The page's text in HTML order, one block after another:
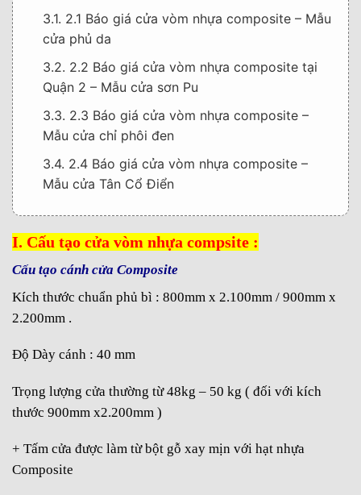
3.1. 2.1 Báo giá cửa vòm nhựa composite – Mẫu
cửa phủ da
3.2. 2.2 Báo giá cửa vòm nhựa composite tại
Quận 2 – Mẫu cửa sơn Pu
3.3. 2.3 Báo giá cửa vòm nhựa composite –
Mẫu cửa chỉ phôi đen
3.4. 2.4 Báo giá cửa vòm nhựa composite –
Mẫu cửa Tân Cổ Điển
4. IV. Hướng dẫn lắp đặt cửa vòm nhựa
composite tại Quận 2 :
5. Bước 1: Nối liền khung với nhau
6. Bước 2: Cố định khung và vòm cửa
7. Bước 3: Gắn ổ khóa vào cửa
8. Bước 4: Đục lỗ yếm khóa
10. Bước 6: Hoàn thiện và bàn giao
12. HỆ THỐNG SHOWROOM TRƯNG BÀY :
I. Cấu tạo cửa vòm nhựa compsite :
Cấu tạo cánh cửa Composite
Kích thước chuẩn phủ bì : 800mm x 2.100mm / 900mm x
2.200mm .
Độ Dày cánh : 40 mm
Trọng lượng cửa thường từ 48kg – 50 kg ( đối với kích
thước 900mm x2.200mm )
+ Tấm cửa được làm từ bột gỗ xay mịn với hạt nhựa
Composite